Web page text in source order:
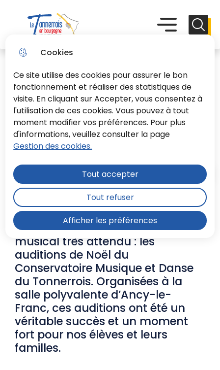
Cookies
Ce site utilise des cookies pour assurer le bon
fonctionnement et réaliser des statistiques de
visite. En cliquant sur Accepter, vous consentez à
l'utilisation de ces cookies. Vous pouvez à tout
moment modifier vos préférences. Pour plus
d'informations, veuillez consulter la page
Gestion des cookies.
Afficher les préférences
Tout accepter
Tout refuser
au
menu
Aller à la
recherche
principal
le plan du
Menu principal Menu
Les auditions de Noël
Culture
Les fêtes de fin d'année ont été
marquées par un événement
musical très attendu : les
auditions de Noël du
Conservatoire Musique et Danse
du Tonnerrois. Organisées à la
salle polyvalente d’Ancy-le-
Franc, ces auditions ont été un
véritable succès et un moment
fort pour nos élèves et leurs
familles.